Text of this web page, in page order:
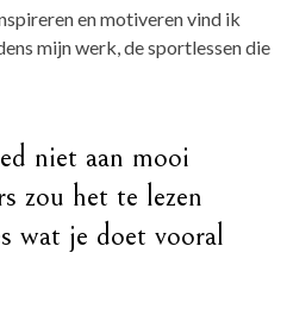
en motiveren vind ik
mijn werk, de sportlessen die
niet aan mooi
zou het te lezen
wat je doet vooral